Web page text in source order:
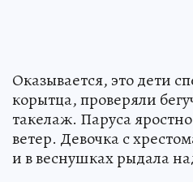
Оказывается, это дети
корытца, проверяли
такелаж. Паруса
ветер. Девочка с
и в веснушках рыдала